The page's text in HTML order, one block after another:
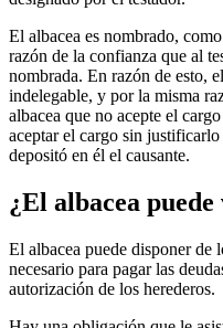
El albacea es nombrado,
razón de la confianza que al
nombrada. En razón de esto,
indelegable, y por la misma
albacea que no acepte el
aceptar el cargo sin
depositó en él el causante.
¿El albacea
El albacea puede disponer de
necesario para pagar las
autorización de los herederos.